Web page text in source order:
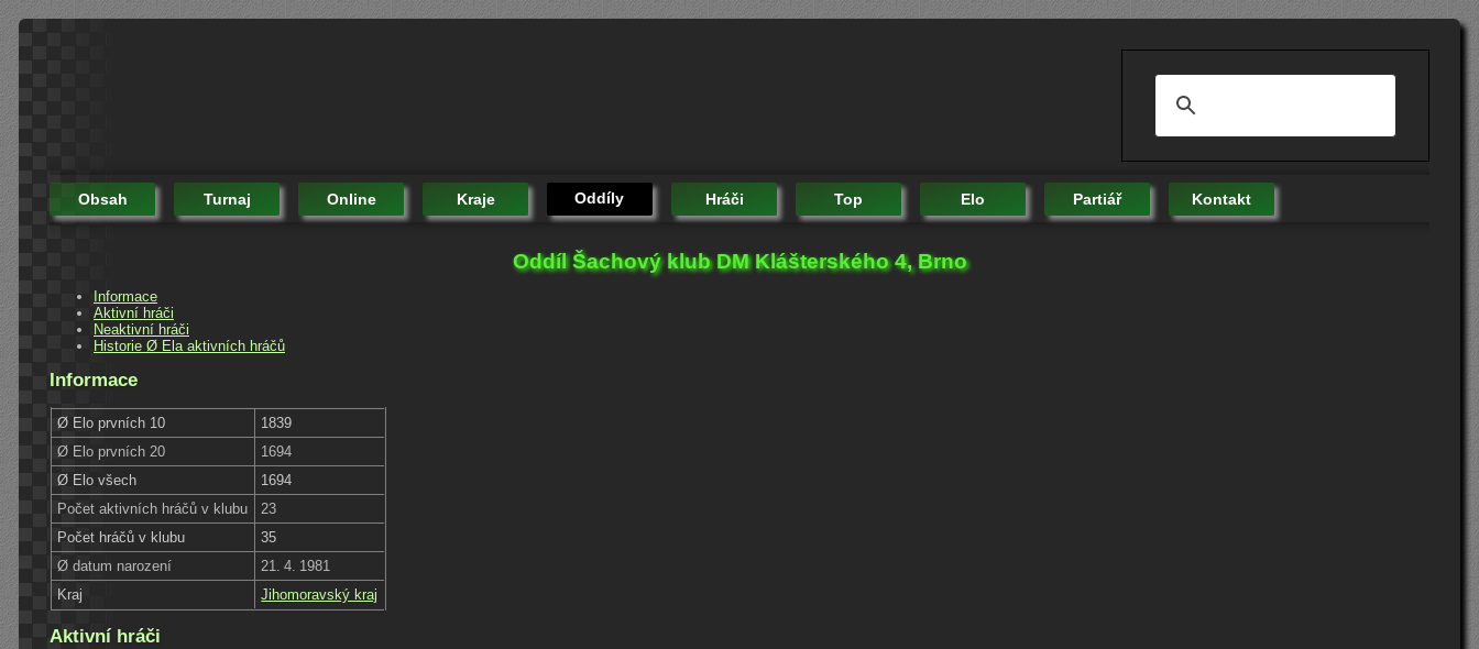
Obsah Turnaj Online Kraje Oddíly Hráči Top Elo Partiář Kontakt
Oddíl Šachový klub DM Klášterského 4, Brno
Informace
Aktivní hráči
Neaktivní hráči
Historie Ø Ela aktivních hráčů
Informace
Ø Elo prvních 10
1839
Ø Elo prvních 20
1694
Ø Elo všech
1694
Počet aktivních hráčů v klubu
23
Počet hráčů v klubu
35
Ø datum narození
21. 4. 1981
Kraj
Jihomoravský kraj
Aktivní hráči